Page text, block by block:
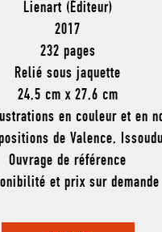
Lienart (Éditeur)
2017
232 pages
Relié sous jaquette
24,5 cm x 27,6 cm
en couleur et en
de Valence,
Ouvrage de référence
et prix sur demande